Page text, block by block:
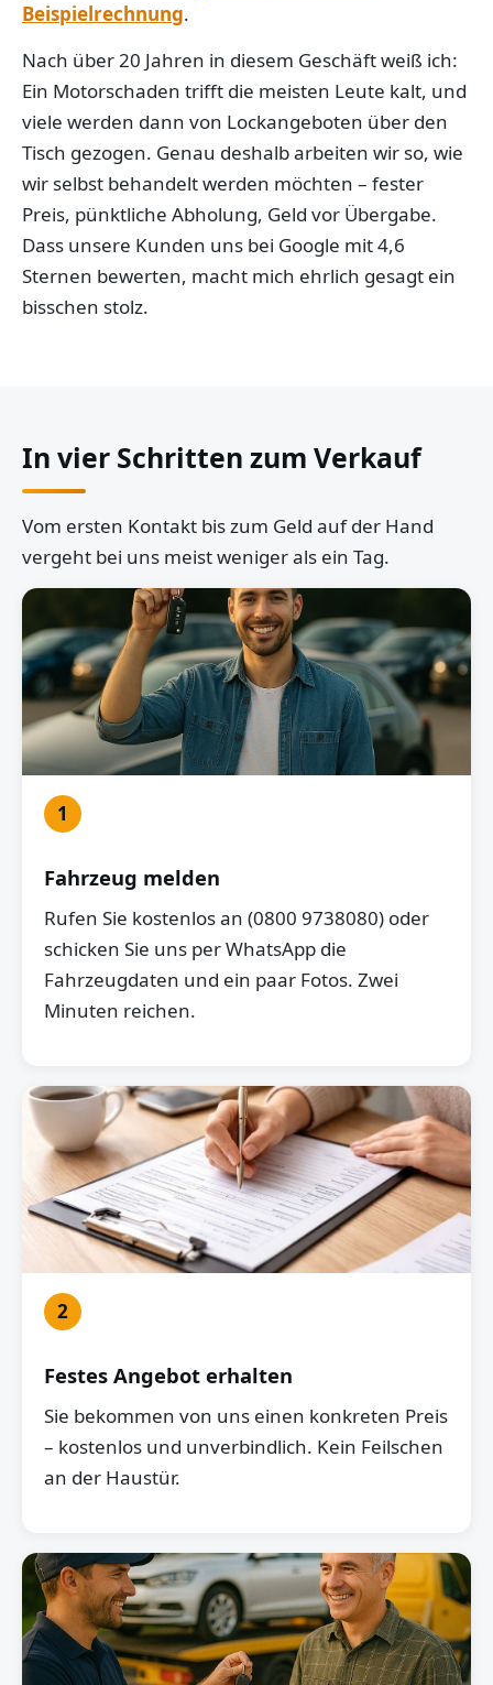
Beispielrechnung.
Nach über 20 Jahren in diesem Geschäft weiß ich:
Ein Motorschaden trifft die meisten Leute kalt, und
viele werden dann von Lockangeboten über den
Tisch gezogen. Genau deshalb arbeiten wir so, wie
wir selbst behandelt werden möchten – fester
Preis, pünktliche Abholung, Geld vor Übergabe.
Dass unsere Kunden uns bei Google mit 4,6
Sternen bewerten, macht mich ehrlich gesagt ein
bisschen stolz.
In vier Schritten zum Verkauf
Vom ersten Kontakt bis zum Geld auf der Hand
vergeht bei uns meist weniger als ein Tag.
1
Fahrzeug melden
Rufen Sie kostenlos an (0800 9738080) oder
schicken Sie uns per WhatsApp die
Fahrzeugdaten und ein paar Fotos. Zwei
Minuten reichen.
2
Festes Angebot erhalten
Sie bekommen von uns einen konkreten Preis
– kostenlos und unverbindlich. Kein Feilschen
an der Haustür.